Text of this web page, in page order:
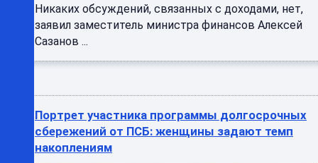
Никаких обсуждений, связанных с доходами, нет,
заявил заместитель министра финансов Алексей
Сазанов ...
Портрет участника программы долгосрочных
сбережений от ПСБ: женщины задают темп
накоплениям